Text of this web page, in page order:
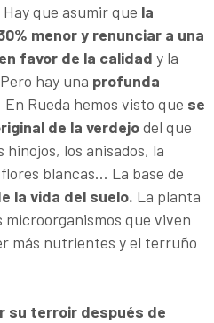
que asumir que la
menor y renunciar a una
favor de la calidad y la
hay una profunda
En Rueda hemos visto que se
de la verdejodel que
hinojos, los anisados, la
blancas… La base de
la vida del suelo. La planta
microorganismos que viven
más nutrientes y el terruño
su terroir después de